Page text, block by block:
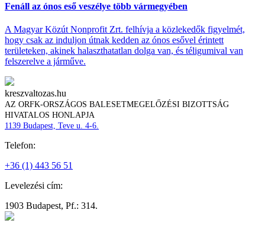
Fenáll az ónos eső veszélye több vármegyében
A Magyar Közút Nonprofit Zrt. felhívja a közlekedők figyelmét,
hogy csak az induljon útnak kedden az ónos esővel érintett
területeken, akinek halaszthatatlan dolga van, és téligumival van
felszerelve a járműve.
kreszvaltozas.hu
AZ ORFK-ORSZÁGOS BALESETMEGELŐZÉSI BIZOTTSÁG
HIVATALOS HONLAPJA
1139 Budapest, Teve u. 4-6.
Telefon:
+36 (1) 443 56 51
Levelezési cím:
1903 Budapest, Pf.: 314.